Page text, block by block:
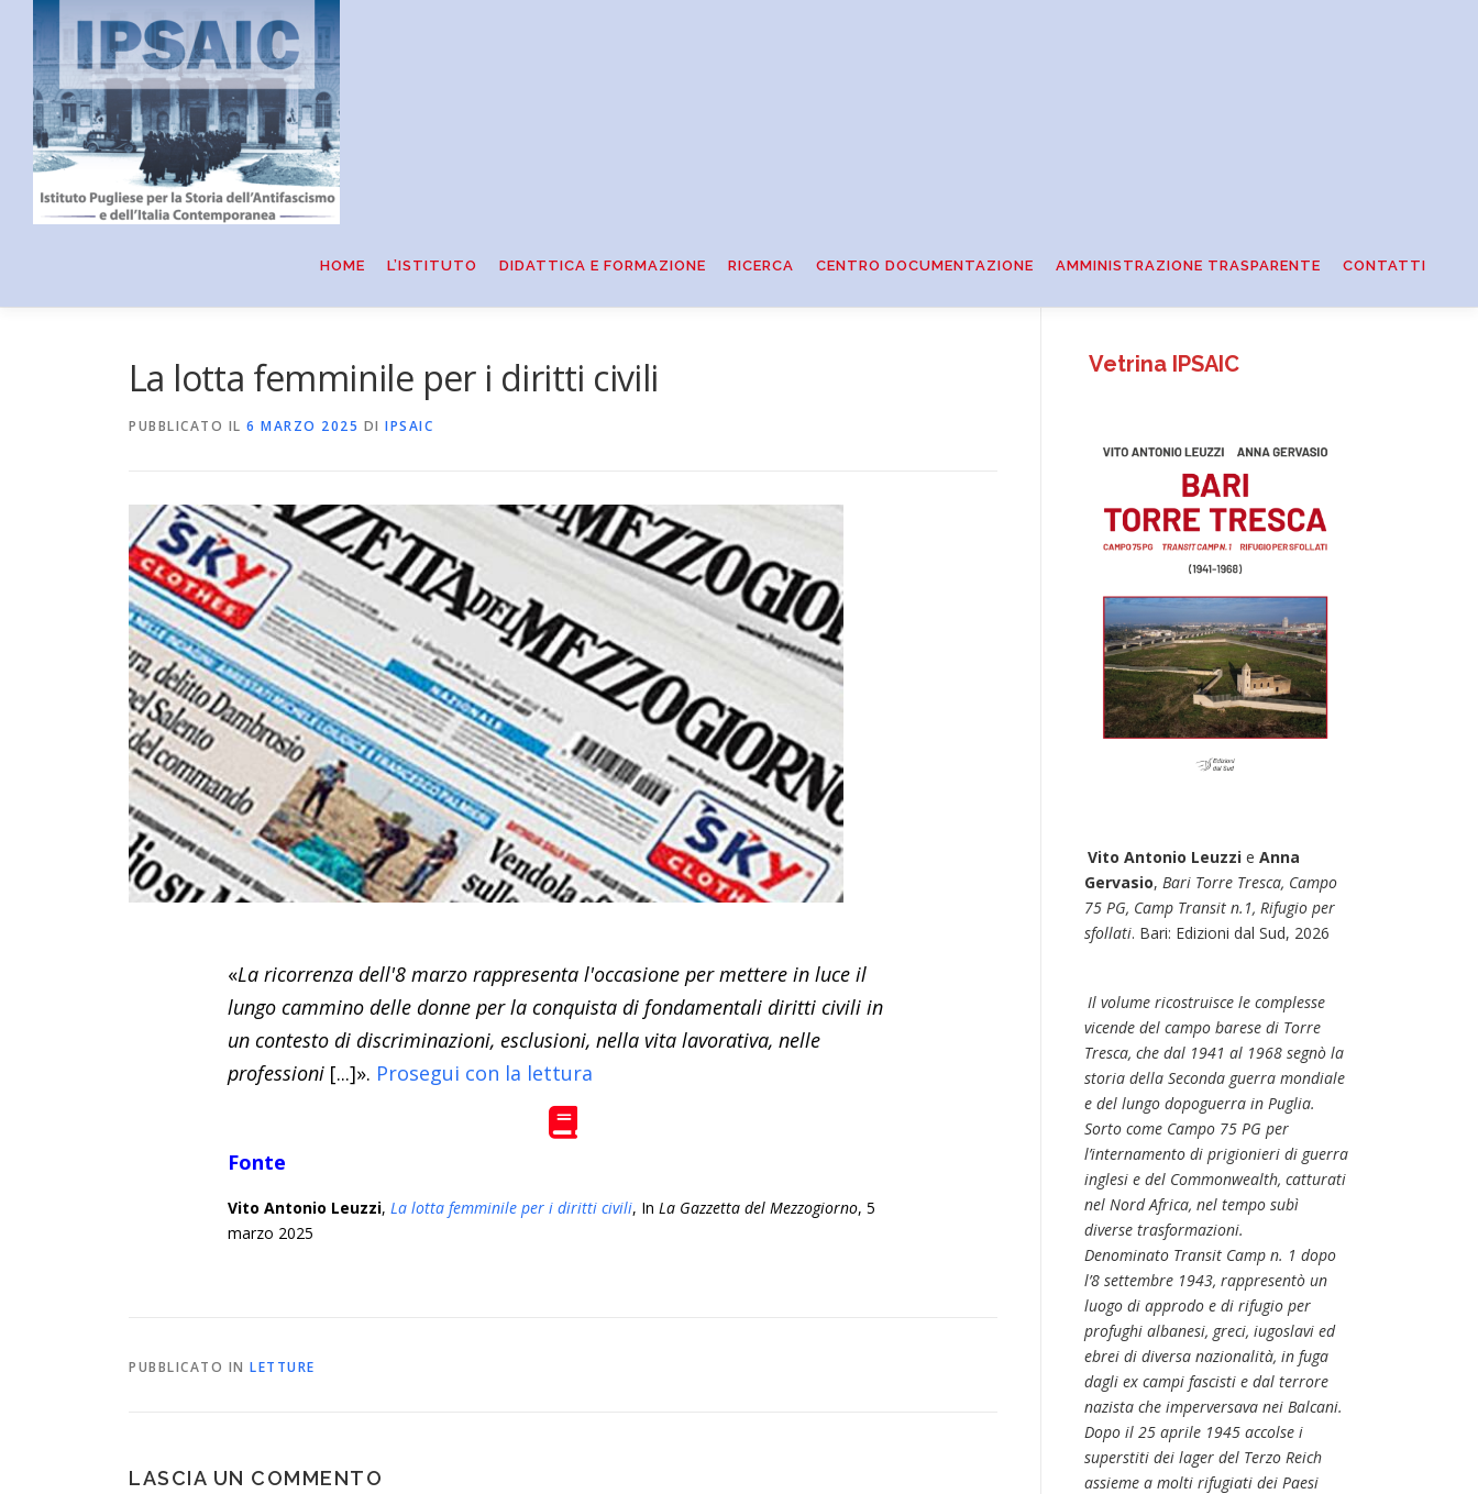
Passa
contenuto
HOME L’ISTITUTO DIDATTICA E FORMAZIONE RICERCA CENTRO DOCUMENTAZIONE AMMINISTRAZIONE TRASPARENTE CONTATTI
La lotta femminile per i diritti civili
PUBBLICATO IL 6 MARZO 2025 DI IPSAIC
«La ricorrenza dell'8 marzo rappresenta l'occasione per mettere in luce il
lungo cammino delle donne per la conquista di fondamentali diritti civili in
un contesto di discriminazioni, esclusioni, nella vita lavorativa, nelle
professioni [...]». Prosegui con la lettura
Fonte
Vito Antonio Leuzzi, La lotta femminile per i diritti civili, In La Gazzetta del Mezzogiorno, 5
marzo 2025
PUBBLICATO IN LETTURE
LASCIA UN COMMENTO
Vetrina IPSAIC
Vito Antonio Leuzzie Anna
Gervasio, Bari Torre Tresca, Campo
75 PG, Camp Transit n.1, Rifugio per
sfollati. Bari: Edizioni dal Sud, 2026
Il volume ricostruisce le complesse
vicende del campo barese di Torre
Tresca, che dal 1941 al 1968 segnò la
storia della Seconda guerra mondiale
e del lungo dopoguerra in Puglia.
Sorto come Campo 75 PG per
l’internamento di prigionieri di guerra
inglesi e del Commonwealth, catturati
nel Nord Africa, nel tempo subì
diverse trasformazioni.
Denominato Transit Camp n. 1 dopo
l’8 settembre 1943, rappresentò un
luogo di approdo e di rifugio per
profughi albanesi, greci, iugoslavi ed
ebrei di diversa nazionalità, in fuga
dagli ex campi fascisti e dal terrore
nazista che imperversava nei Balcani.
Dopo il 25 aprile 1945 accolse i
superstiti dei lager del Terzo Reich
assieme a molti rifugiati dei Paesi